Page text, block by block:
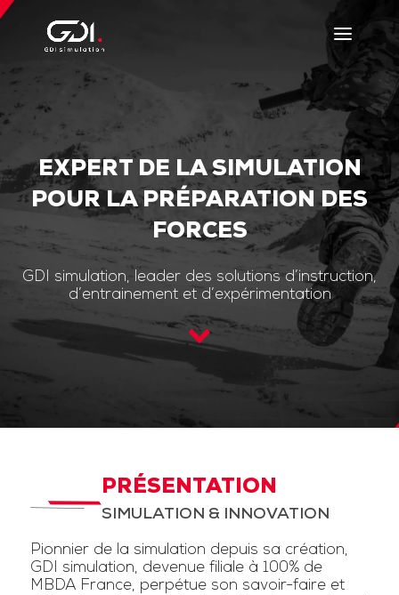
EXPERT DE LA SIMULATION
POUR LA PRÉPARATION DES
FORCES
GDI simulation, leader des solutions d’instruction,
d’entrainement et d’expérimentation
PRÉSENTATION
SIMULATION & INNOVATION
Pionnier de la simulation depuis sa création,
GDI simulation, devenue filiale à 100% de
MBDA France, perpétue son savoir-faire et